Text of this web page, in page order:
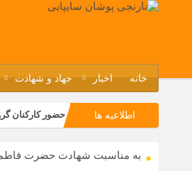
خانه اخبار جهاد و شهادت
اطلاعیه ها حضور کارکنان
تجربه‌ای میدانی
به مناسبت شهادت حضرت فاطمه